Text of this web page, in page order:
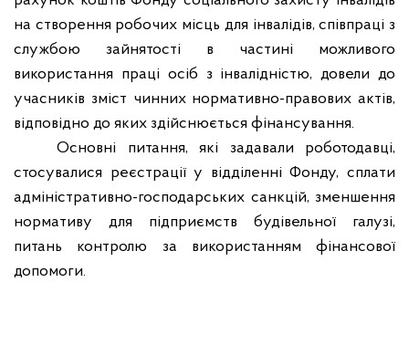
на створення робочих місць для інвалідів, співпраці з
службою зайнятості в частині можливого
використання праці осіб з інвалідністю, довели до
учасників зміст чинних нормативно-правових актів,
відповідно до яких здійснюється фінансування.
Основні питання, які задавали роботодавці,
стосувалися реєстрації у відділенні Фонду, сплати
адміністративно-господарських санкцій, зменшення
нормативу для підприємств будівельної галузі,
питань контролю за використанням фінансової
допомоги.